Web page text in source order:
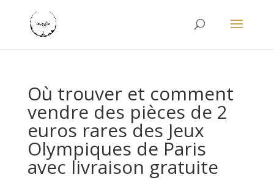
Où trouver et comment
vendre des pièces de 2
euros rares des Jeux
Olympiques de Paris
avec livraison gratuite